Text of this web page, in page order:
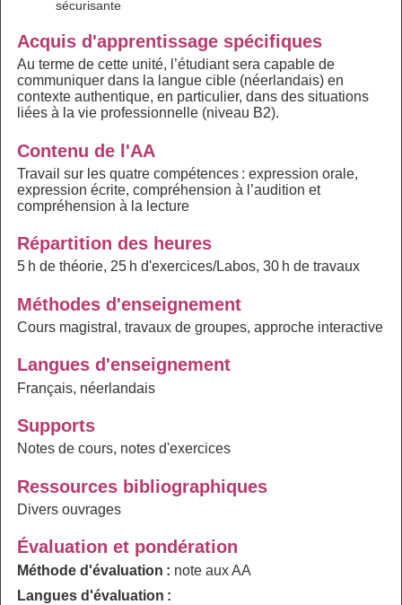
sécurisante
Acquis d'apprentissage spécifiques
Au terme de cette unité, l’étudiant sera capable de
communiquer dans la langue cible (néerlandais) en
contexte authentique, en particulier, dans des situations
liées à la vie professionnelle (niveau B2).
Contenu de l'AA
Travail sur les quatre compétences : expression orale,
expression écrite, compréhension à l’audition et
compréhension à la lecture
Répartition des heures
5 h de théorie, 25 h d'exercices/Labos, 30 h de travaux
Méthodes d'enseignement
Cours magistral, travaux de groupes, approche interactive
Langues d'enseignement
Français, néerlandais
Supports
Notes de cours, notes d'exercices
Ressources bibliographiques
Divers ouvrages
Évaluation et pondération
Méthode d'évaluation : note aux AA
Langues d'évaluation :